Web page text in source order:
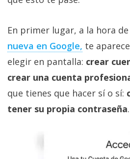
En primer lugar, a la hora de
nueva en Google, te
elegir en pantalla: crear
crear una cuenta
que tienes que hacer sí o sí:
tener su propia contraseña.